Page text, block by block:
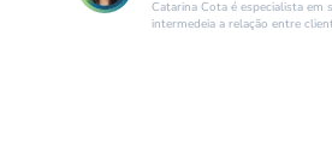
Catarina Cota é especialista em
intermedeia a relação entre